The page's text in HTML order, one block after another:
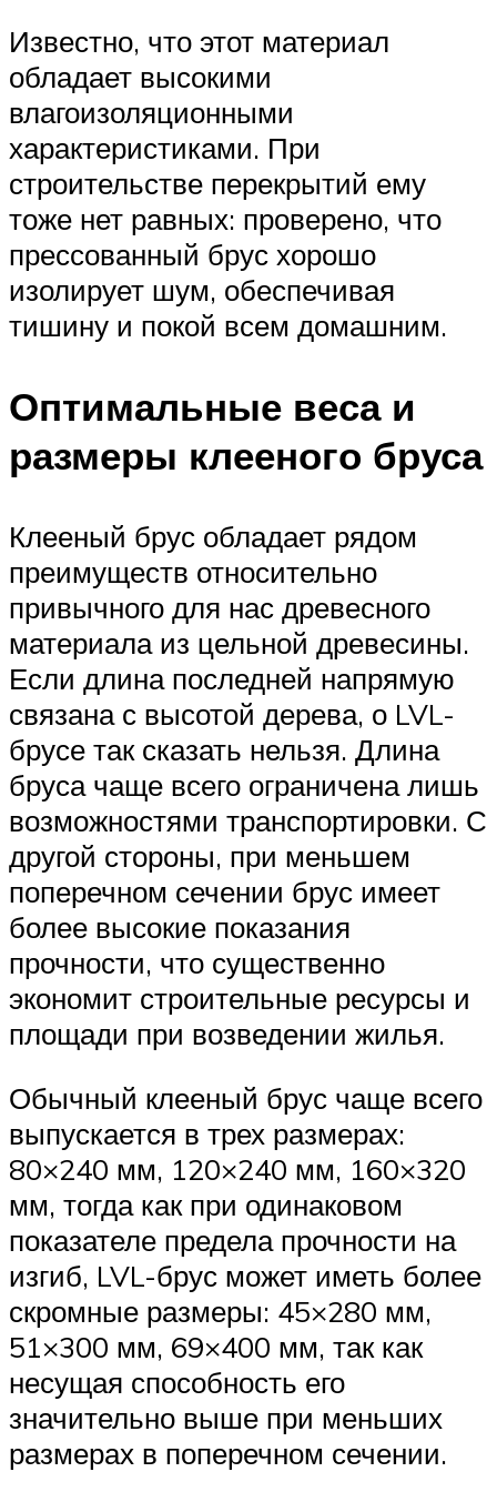
Известно, что этот материал
обладает высокими
влагоизоляционными
характеристиками. При
строительстве перекрытий ему
тоже нет равных: проверено, что
прессованный брус хорошо
изолирует шум, обеспечивая
тишину и покой всем домашним.
Оптимальные веса и
размеры клееного бруса
Клееный брус обладает рядом
преимуществ относительно
привычного для нас древесного
материала из цельной древесины.
Если длина последней напрямую
связана с высотой дерева, о LVL-
брусе так сказать нельзя. Длина
бруса чаще всего ограничена лишь
возможностями транспортировки. С
другой стороны, при меньшем
поперечном сечении брус имеет
более высокие показания
прочности, что существенно
экономит строительные ресурсы и
площади при возведении жилья.
Обычный клееный брус чаще всего
выпускается в трех размерах:
80×240 мм, 120×240 мм, 160×320
мм, тогда как при одинаковом
показателе предела прочности на
изгиб, LVL-брус может иметь более
скромные размеры: 45×280 мм,
51×300 мм, 69×400 мм, так как
несущая способность его
значительно выше при меньших
размерах в поперечном сечении.